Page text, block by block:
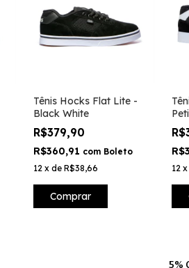
Tênis Hocks Flat Lite -
Black White
R$379,90
R$360,91 com Boleto
12 xdeR$38,66
Comprar
12
5%